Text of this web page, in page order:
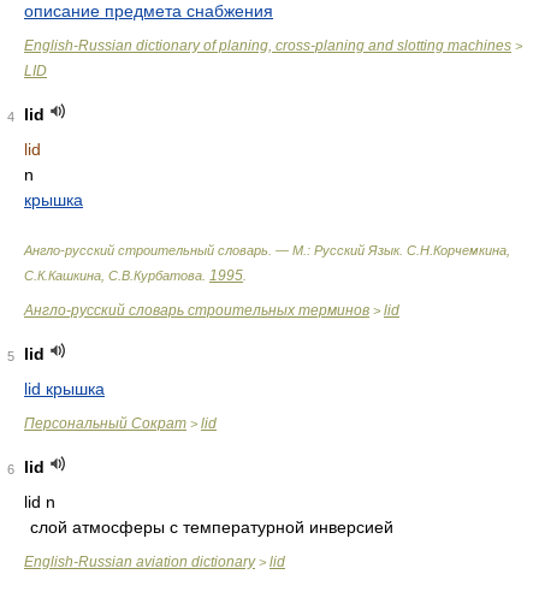
описание предмета снабжения
English-Russian dictionary of planing, cross-planing and slotting machines >
LID
4
lid
lid
n
крышка
Англо-русский строительный словарь. — М.: Русский Язык. С.Н.Корчемкина,
С.К.Кашкина, С.В.Курбатова 1995
Англо-русский словарь строительных терминов > lid
5
lid
lid крышка
Персональный Сократ > lid
6
lid
lid n
слой атмосферы с температурной инверсией
English-Russian aviation dictionary> lid